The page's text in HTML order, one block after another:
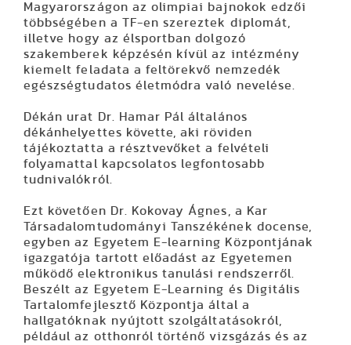
Magyarországon az olimpiai bajnokok edzői
többségében a TF-en szereztek diplomát,
illetve hogy az élsportban dolgozó
szakemberek képzésén kívül az intézmény
kiemelt feladata a feltörekvő nemzedék
egészségtudatos életmódra való nevelése.
Dékán urat Dr. Hamar Pál általános
dékánhelyettes követte, aki röviden
tájékoztatta a résztvevőket a felvételi
folyamattal kapcsolatos legfontosabb
tudnivalókról.
Ezt követően Dr. Kokovay Ágnes, a Kar
Társadalomtudományi Tanszékének docense,
egyben az Egyetem E-learning Központjának
igazgatója tartott előadást az Egyetemen
működő elektronikus tanulási rendszerről.
Beszélt az Egyetem E-Learning és Digitális
Tartalomfejlesztő Központja által a
hallgatóknak nyújtott szolgáltatásokról,
például az otthonról történő vizsgázás és az